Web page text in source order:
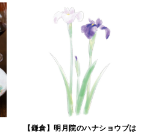
【鎌倉】明月院のハナショウブは